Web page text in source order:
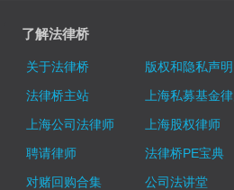
了解法律桥
关于法律桥 版权和隐私声明
法律桥主站
上海私募基金
上海公司法律师
上海股权律师
聘请律师
法律桥PE宝典
对赌回购合集
公司法讲堂